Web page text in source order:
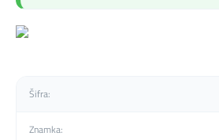
Šifra:
Znamka: